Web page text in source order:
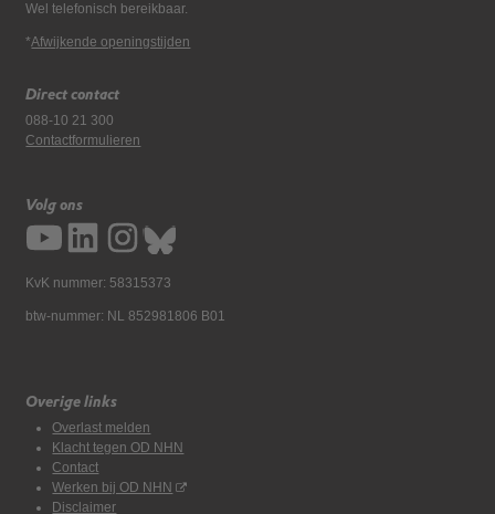
Wel telefonisch bereikbaar.
*Afwijkende openingstijden
Direct contact
088-10 21 300
Contactformulieren
Volg ons
KvK nummer: 58315373
btw-nummer: NL 852981806 B01
Overige links
Overlast melden
Klacht tegen OD NHN
Contact
Werken bij OD NHN
Disclaimer